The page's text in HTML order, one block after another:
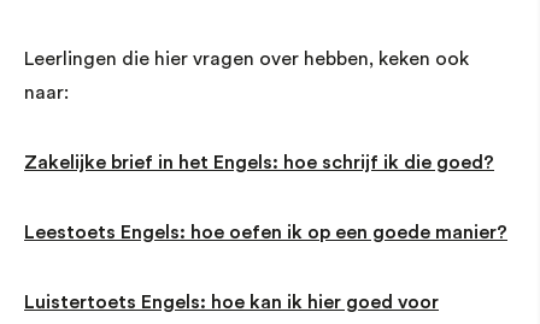
Leerlingen die hier vragen over hebben, keken ook
naar:
Zakelijke brief in het Engels: hoe schrijf ik die goed?
Leestoets Engels: hoe oefen ik op een goede manier?
Luistertoets Engels: hoe kan ik hier goed voor